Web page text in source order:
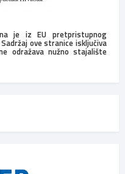
je iz EU pretpristupnog
ove stranice isključiva
odražava nužno stajalište